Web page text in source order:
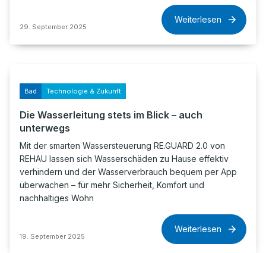
29. September 2025
Weiterlesen
Bad Technologie & Zukunft
Die Wasserleitung stets im Blick – auch
unterwegs
Mit der smarten Wassersteuerung RE.GUARD 2.0 von
REHAU lassen sich Wasserschäden zu Hause effektiv
verhindern und der Wasserverbrauch bequem per App
überwachen – für mehr Sicherheit, Komfort und
nachhaltiges Wohn
19. September 2025
Weiterlesen